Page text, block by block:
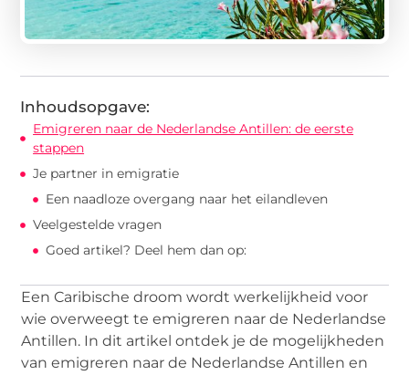
Inhoudsopgave:
Emigreren naar de Nederlandse Antillen: de eerste
stappen
Je partner in emigratie
Een naadloze overgang naar het eilandleven
Veelgestelde vragen
Goed artikel? Deel hem dan op:
Een Caribische droom wordt werkelijkheid voor
wie overweegt te emigreren naar de Nederlandse
Antillen. In dit artikel ontdek je de mogelijkheden
van emigreren naar de Nederlandse Antillen en